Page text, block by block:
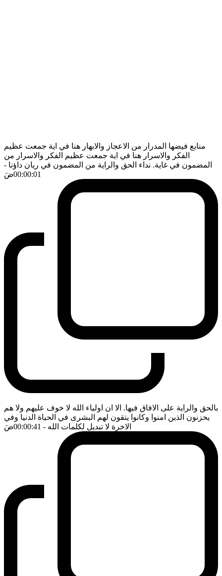
منابع فيضها المدرار من الاعجاز والابهار هنا في اية جمعت عظيم
الفكر والاسرار هنا في اية جمعت عظيم الفكر والاسرار من
المضمون في غاية. نداء الحق والراية من المضمون في ريان داؤنا -
00:00:01ضَ
بالحق والراية على الافاق فيها. الا ان اولياء الله لا خوف عليهم ولا هم
يحزنون الذين امنوا وكانوا يتقون لهم البشرى في الحياة الدنيا وفي
الاخرة لا تبديل لكلمات الله - 00:00:41 ضَ